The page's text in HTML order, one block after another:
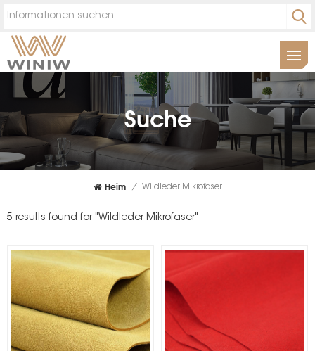
Suche
Heim / Wildleder Mikrofaser
5 results found for "Wildleder Mikrofaser"